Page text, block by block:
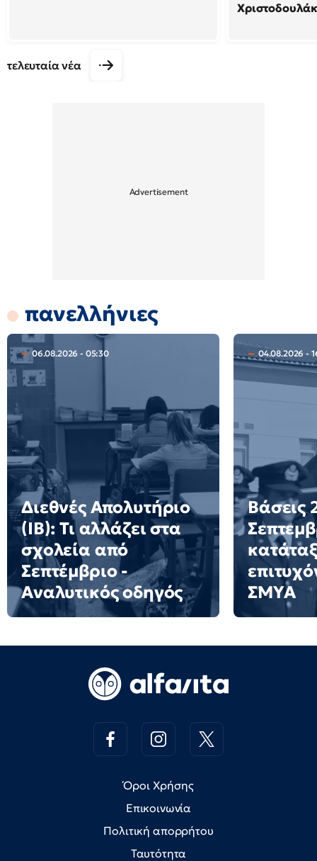
τελευταία νέα
πανελλήνιες
06.08.2026 - 05:30
Διεθνές Απολυτήριο
(IB): Τι αλλάζει στα
σχολεία από
Σεπτέμβριο -
Αναλυτικός οδηγός
04.08.2026 -
Βάσεις
ΣΜΥΑ
Όροι Χρήσης
Επικοινωνία
Πολιτική απορρήτου
Ταυτότητα